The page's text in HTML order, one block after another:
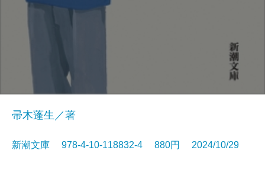
帚木蓬生／著
新潮文庫 978-4-10-118832-4 880円 2024/10/29